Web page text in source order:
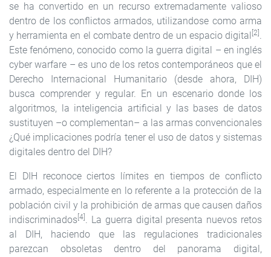
se ha convertido en un recurso extremadamente valioso
dentro de los conflictos armados, utilizandose como arma
y herramienta en el combate dentro de un espacio digital [2] .
Este fenómeno, conocido como la guerra digital – en inglés
cyber warfare – es uno de los retos contemporáneos que el
Derecho Internacional Humanitario (desde ahora, DIH)
busca comprender y regular. En un escenario donde los
algoritmos, la inteligencia artificial y las bases de datos
sustituyen –o complementan– a las armas convencionales
¿Qué implicaciones podría tener el uso de datos y sistemas
digitales dentro del DIH?
El DIH reconoce ciertos límites en tiempos de conflicto
armado, especialmente en lo referente a la protección de la
población civil y la prohibición de armas que causen daños
indiscriminados [4] . La guerra digital presenta nuevos retos
al DIH, haciendo que las regulaciones tradicionales
parezcan obsoletas dentro del panorama digital,